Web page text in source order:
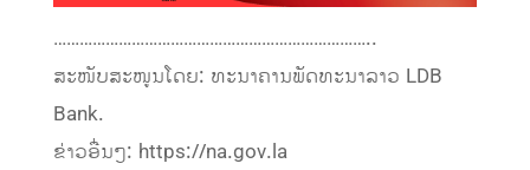
………………………………………………………………..
ສະໜັບສະໜູນໂດຍ: ທະນາຄານພັດທະນາລາວ LDB
Bank.
ຂ່າວອື່ນໆ: https://na.gov.la